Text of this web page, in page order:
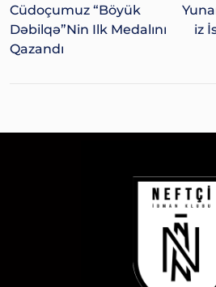
Cüdoçumuz “Böyük
Dəbilqə”nin Ilk Medalını
Qazandı
Iz